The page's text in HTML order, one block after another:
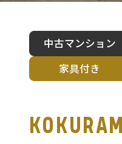
中古マンション
家具付き